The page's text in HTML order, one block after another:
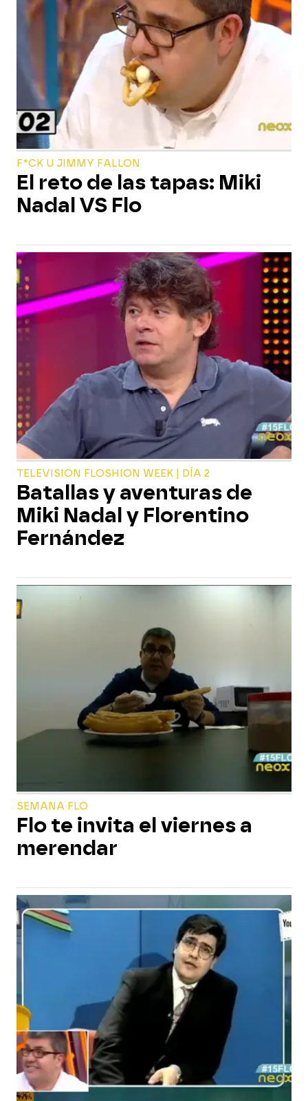
F*CK U JIMMY FALLON
El reto de las tapas: Miki
Nadal VS Flo
TELEVISION FLOSHION WEEK | DÍA 2
Batallas y aventuras de
Miki Nadal y Florentino
Fernández
SEMANA FLO
Flo te invita el viernes a
merendar